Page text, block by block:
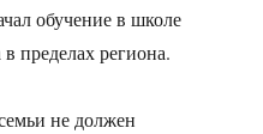
обучение в школе
пределах региона.
не должен